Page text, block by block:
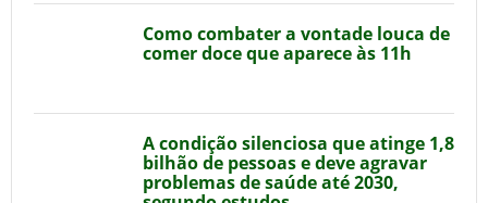
Como combater a vontade louca de
comer doce que aparece às 11h
A condição silenciosa que atinge 1,8
bilhão de pessoas e deve agravar
problemas de saúde até 2030,